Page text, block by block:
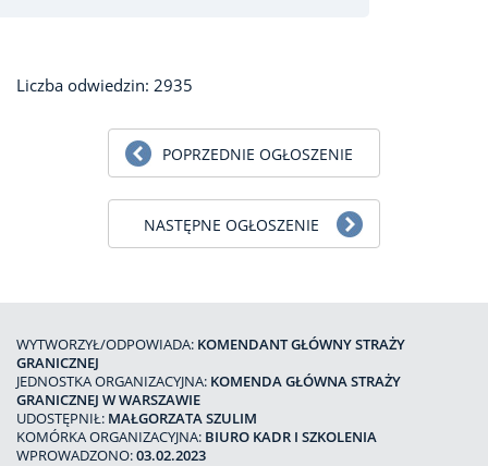
Liczba odwiedzin: 2935
POPRZEDNIE OGŁOSZENIE
NASTĘPNE OGŁOSZENIE
WYTWORZYŁ/ODPOWIADA: KOMENDANT GŁÓWNY STRAŻY
GRANICZNEJ
JEDNOSTKA ORGANIZACYJNA: KOMENDA GŁÓWNA STRAŻY
GRANICZNEJ W WARSZAWIE
UDOSTĘPNIŁ: MAŁGORZATA SZULIM
KOMÓRKA ORGANIZACYJNA: BIURO KADR I SZKOLENIA
WPROWADZONO:03.02.2023